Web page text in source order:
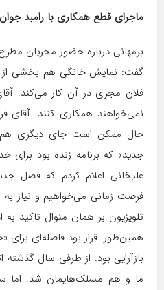
ماجرای قطع همکاری با رامبد
برمهانی درباره حضور مجریان
گفت: نمایش خانگی هم بخشی از
فلان مجری در آن کار می‌کند.
نمی‌خواهند همکاری کنند. آقای
حال ممکن است جای دیگری هم
جدید» که برنامه زنده بود برای
علیخانی اعلام کردم که فصل
فرصت زمانی می‌خواهیم و نیاز به
تلویزیون بر همان منوال تاکید
همین‌طور. قرار بود فاصله‌ای برای
بازآرایی بود. از طرفی سال گذشته
ما و هم مسلک‌هایمان شد. اما